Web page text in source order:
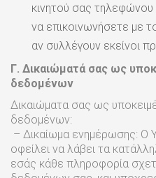
κινητού σας
να επικοινωνήσετε με
αν συλλέγουν εκείνοι
Γ. Δικαιώματά σας ως
δεδομένων
Δικαιώματα σας ως
δεδομένων:
– Δικαίωμα ενημέρωσης: Ο
οφείλει να λάβει τα
εσάς κάθε πληροφορία